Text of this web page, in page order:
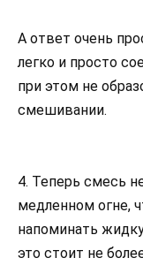
А ответ очень
легко и просто
при этом не
смешивании.
4. Теперь смесь
медленном огне,
напоминать
это стоит не